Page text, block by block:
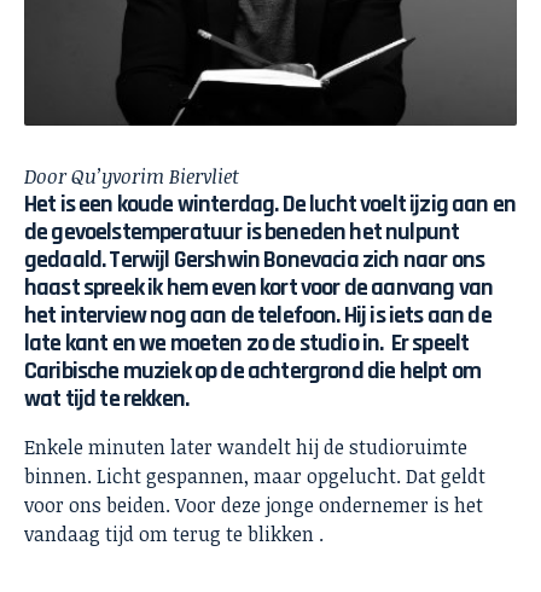
Door Qu’yvorim Biervliet
Het is een koude winterdag. De lucht voelt ijzig aan en
de gevoelstemperatuur is beneden het nulpunt
gedaald. Terwijl Gershwin Bonevacia zich naar ons
haast spreek ik hem even kort voor de aanvang van
het interview nog aan de telefoon. Hij is iets aan de
late kant en we moeten zo de studio in. Er speelt
Caribische muziek op de achtergrond die helpt om
wat tijd te rekken.
Enkele minuten later wandelt hij de studioruimte
binnen. Licht gespannen, maar opgelucht. Dat geldt
voor ons beiden. Voor deze jonge ondernemer is het
vandaag tijd om terug te blikken .